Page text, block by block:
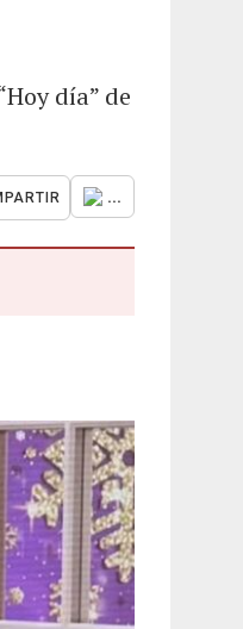
día” de
...